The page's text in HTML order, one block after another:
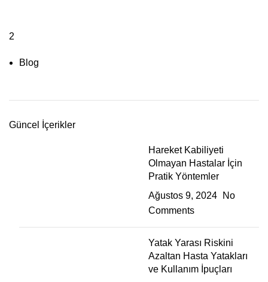
2
Blog
Güncel İçerikler
Hareket Kabiliyeti
Olmayan Hastalar İçin
Pratik Yöntemler
Ağustos 9, 2024
No
Comments
Yatak Yarası Riskini
Azaltan Hasta Yatakları
ve Kullanım İpuçları